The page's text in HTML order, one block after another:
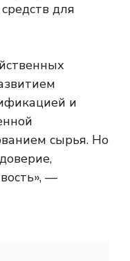
для
и
сырья. Но
—